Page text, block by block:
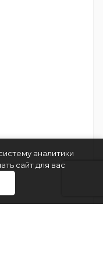
аналитики
сайт для вас